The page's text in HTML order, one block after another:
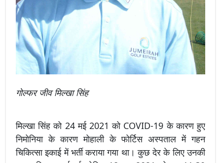
गोल्फर जीव मिल्खा सिंह
मिल्खा सिंह को 24 मई 2021 को COVID-19 के कारण हुए
निमोनिया के कारण मोहाली के फोर्टिस अस्पताल में गहन
चिकित्सा इकाई में भर्ती कराया गया था। कुछ देर के लिए उनकी